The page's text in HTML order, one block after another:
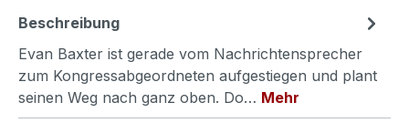
Beschreibung
Evan Baxter ist gerade vom Nachrichtensprecher
zum Kongressabgeordneten aufgestiegen und plant
seinen Weg nach ganz oben. Do… Mehr